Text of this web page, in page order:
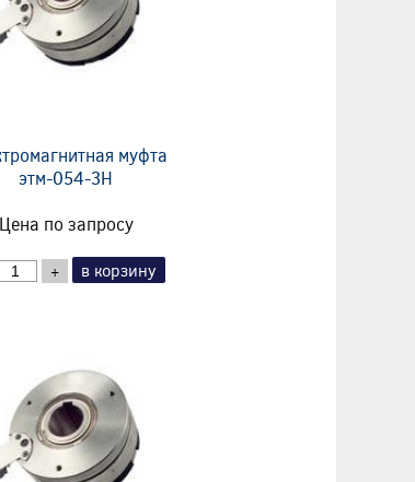
муфта
этм-054-3Н
Цена по запросу
+ в корзину